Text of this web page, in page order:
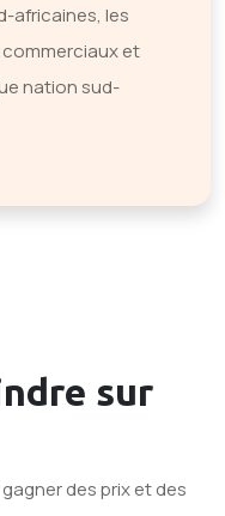
africaines, les
et
nation sud-
sur
des prix et des